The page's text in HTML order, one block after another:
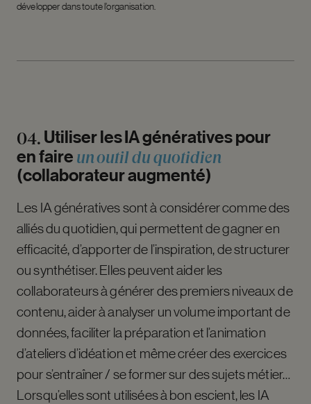
développer dans toute l’organisation.
04. UtiliserlesIAgénérativespour
enfaire unoutilduquotidien
(collaborateuraugmenté)
Les IA génératives sont à considérer comme des
alliés du quotidien, qui permettent de gagner en
efficacité, d’apporter de l’inspiration, de structurer
ou synthétiser. Elles peuvent aider les
collaborateurs à générer des premiers niveaux de
contenu, aider à analyser un volume important de
données, faciliter la préparation et l’animation
d’ateliers d’idéation et même créer des exercices
pour s’entraîner / se former sur des sujets métier…
Lorsqu’elles sont utilisées à bon escient, les IA